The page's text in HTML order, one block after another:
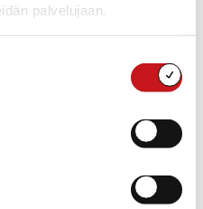
palvelujaan.